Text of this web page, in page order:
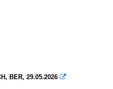
BER, 29.05.2026 